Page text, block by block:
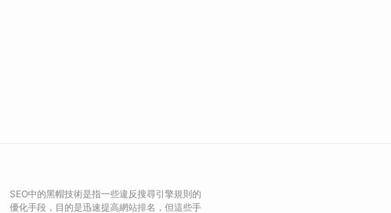
SEO中的黑帽技術是指一些違反搜尋引擎規則的
優化手段，目的是迅速提高網站排名，但這些手